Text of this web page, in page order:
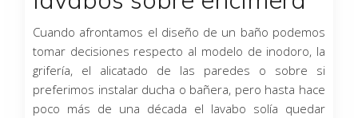
Cuando afrontamos el diseño de un baño podemos
tomar decisiones respecto al modelo de inodoro, la
grifería, el alicatado de las paredes o sobre si
preferimos instalar ducha o bañera, pero hasta hace
poco más de una década el lavabo solía quedar